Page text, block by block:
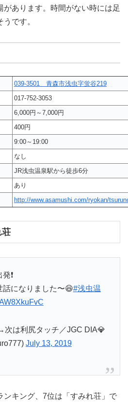
があります。時間がない時には足
です。
039-3501 青森市浅虫字蛍谷219
017-752-3053
6,000円～7,000円
400円
9:00～19:00
なし
JR浅虫温泉駅から徒歩6分
あり
http://www.asamushi.com/ryokan/
荘
❗️
話になりました〜😆#浅虫温
は利尻タッチ／JGC DIA💎
July 13, 2019
ンキング、7位は「すみれ荘」で